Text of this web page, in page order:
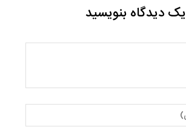
یک دیدگاه بنویسید